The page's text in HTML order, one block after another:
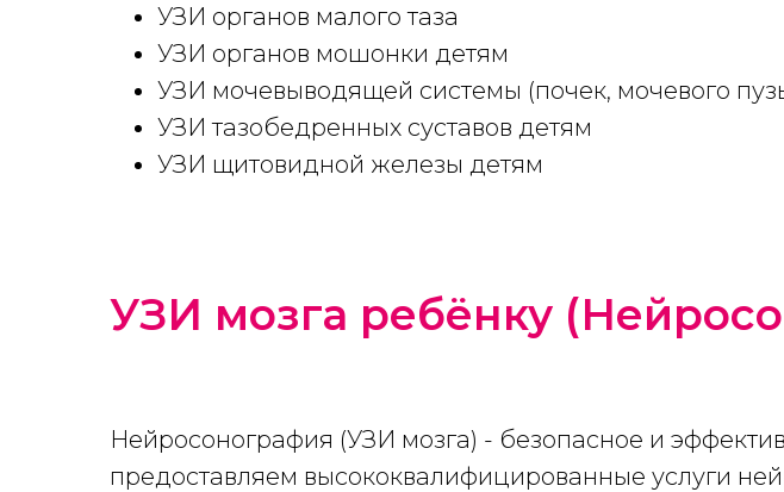
УЗИ органов малого таза
УЗИ органов мошонки детям
УЗИ мочевыводящей системы (почек, мочевого
УЗИ тазобедренных суставов детям
УЗИ щитовидной железы детям
УЗИ мозга ребёнку
Нейросонография (УЗИ мозга) - безопасное и
предоставляем высококвалифицированные услуги